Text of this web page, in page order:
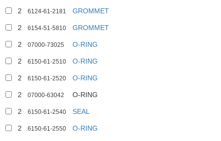
2 6124-61-2181 GROMMET
2 6154-51-5810 GROMMET
2 07000-73025 O-RING
2 6150-61-2510 O-RING
2 6150-61-2520 O-RING
2 07000-63042 O-RING
2 6150-61-2540 SEAL
2 6150-61-2550 O-RING